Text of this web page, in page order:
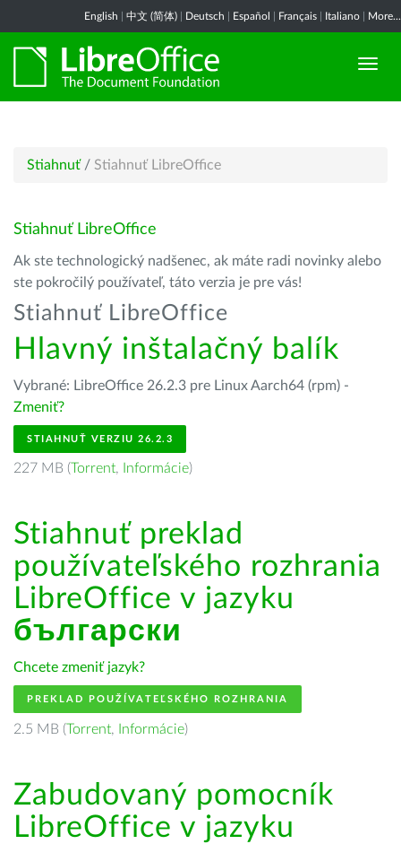
English 中文 (简体) Deutsch Español Français Italiano More...
Stiahnuť / Stiahnuť LibreOffice
Stiahnuť LibreOffice
Ak ste technologický nadšenec, ak máte radi novinky alebo
ste pokročilý používateľ, táto verzia je pre vás!
Stiahnuť LibreOffice
Hlavný inštalačný balík
Vybrané: LibreOffice 26.2.3 pre Linux Aarch64 (rpm) -
Zmeniť?
STIAHNUŤ VERZIU 26.2.3
227 MB (Torrent, Informácie)
Stiahnuť preklad
používateľského rozhrania
LibreOffice v jazyku
български
Chcete zmeniť jazyk?
PREKLAD POUŽÍVATEĽSKÉHO ROZHRANIA
2.5 MB (Torrent, Informácie)
Zabudovaný pomocník
LibreOffice v jazyku